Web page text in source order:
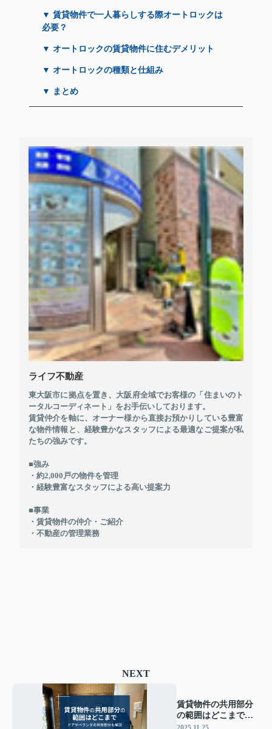
▼ 賃貸物件で一人暮らしする際オートロックは
必要？
▼ オートロックの賃貸物件に住むデメリット
▼ オートロックの種類と仕組み
▼ まとめ
ライフ不動産
東大阪市に拠点を置き、大阪府全域でお客様の「住まいのト
ータルコーディネート」をお手伝いしております。
賃貸仲介を軸に、オーナー様から直接お預かりしている豊富
な物件情報と、経験豊かなスタッフによる最適なご提案が私
たちの強みです。
■強み
・約2,000戸の物件を管理
・経験豊富なスタッフによる高い提案力
■事業
・賃貸物件の仲介・ご紹介
・不動産の管理業務
NEXT
賃貸物件の共用部分
の範囲はどこまで？
ドアやベランダの共